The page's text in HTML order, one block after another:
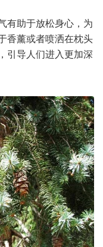
有助于放松身心，为
香薰或者喷洒在枕头
引导人们进入更加深